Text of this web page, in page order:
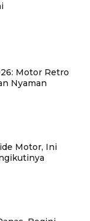
Motor Retro
Nyaman
Motor, Ini